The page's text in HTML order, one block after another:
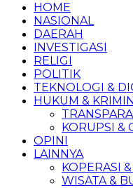
HOME
NASIONAL
DAERAH
INVESTIGASI
RELIGI
POLITIK
TEKNOLOGI &
HUKUM &
KORUPSI &
OPINI
LAINNYA
KOPERASI
WISATA &